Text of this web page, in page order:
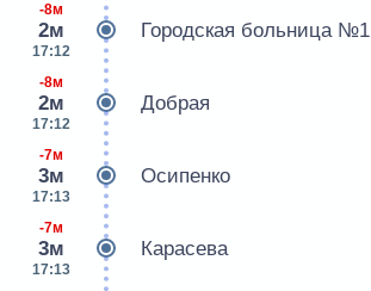
-8м
2м
17:12
Городская больница №1
-8м
2м
17:12
Добрая
-7м
3м
17:13
Осипенко
-7м
3м
17:13
Карасева